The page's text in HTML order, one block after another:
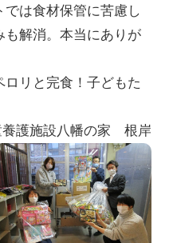
は食材保管に苦慮し
も解消。本当にありが
リと完食！子どもた
養護施設八幡の家 根岸